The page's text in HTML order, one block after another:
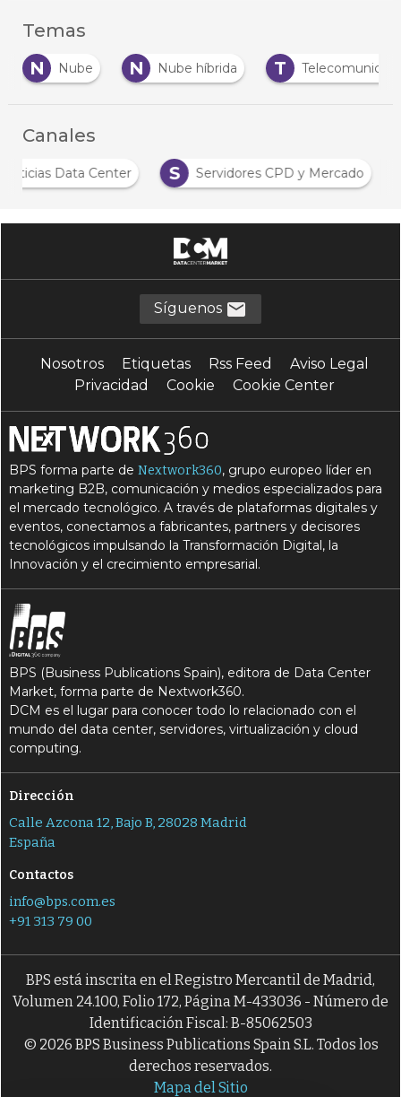
Temas
N
Nube N Nube híbrida T
Canales
Noticias Data Center S Servidores CPD y Mercado
Síguenos
Nosotros Etiquetas Rss Feed
Aviso Legal
Privacidad
Cookie Cookie Center
BPS forma parte deNextwork360, grupo europeo líder en
marketing B2B, comunicación y medios especializados para
el mercado tecnológico. A través de plataformas digitales y
eventos, conectamos a fabricantes, partners y decisores
tecnológicos impulsando la Transformación Digital, la
Innovación y el crecimiento empresarial.
BPS (Business Publications Spain), editora de Data Center
Market, forma parte de Nextwork360.
DCM es el lugar para conocer todo lo relacionado con el
mundo del data center, servidores, virtualización y cloud
computing.
Dirección
Calle Azcona 12, Bajo B, 28028 Madrid
España
Contactos
info@bps.com.es
+91 313 79 00
BPS está inscrita en el Registro Mercantil de Madrid,
Volumen 24.100, Folio 172, Página M-433036 - Número de
Identificación Fiscal: B-85062503
© 2026 BPS Business Publications Spain S.L. Todos los
derechos reservados.
Mapa del Sitio